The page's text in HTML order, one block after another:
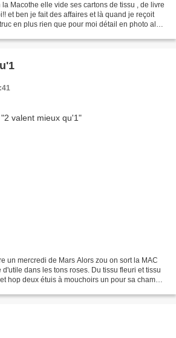
Macothe elle vide ses cartons de tissu , de livre
et ben je fait des affaires et là quand je reçoit
en plus rien que pour moi détail en photo alors
un mercredi de Mars Alors zou on sort la MAC
dans les tons roses. Du tissu fleuri et tissu
hop deux étuis à mouchoirs un pour sa chambre